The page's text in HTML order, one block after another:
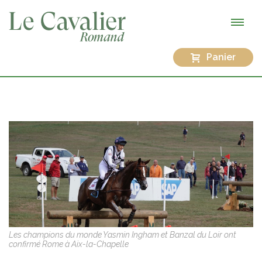
Panier
Les champions du monde Yasmin Ingham et Banzal du Loir ont
confirmé Rome à Aix-la-Chapelle